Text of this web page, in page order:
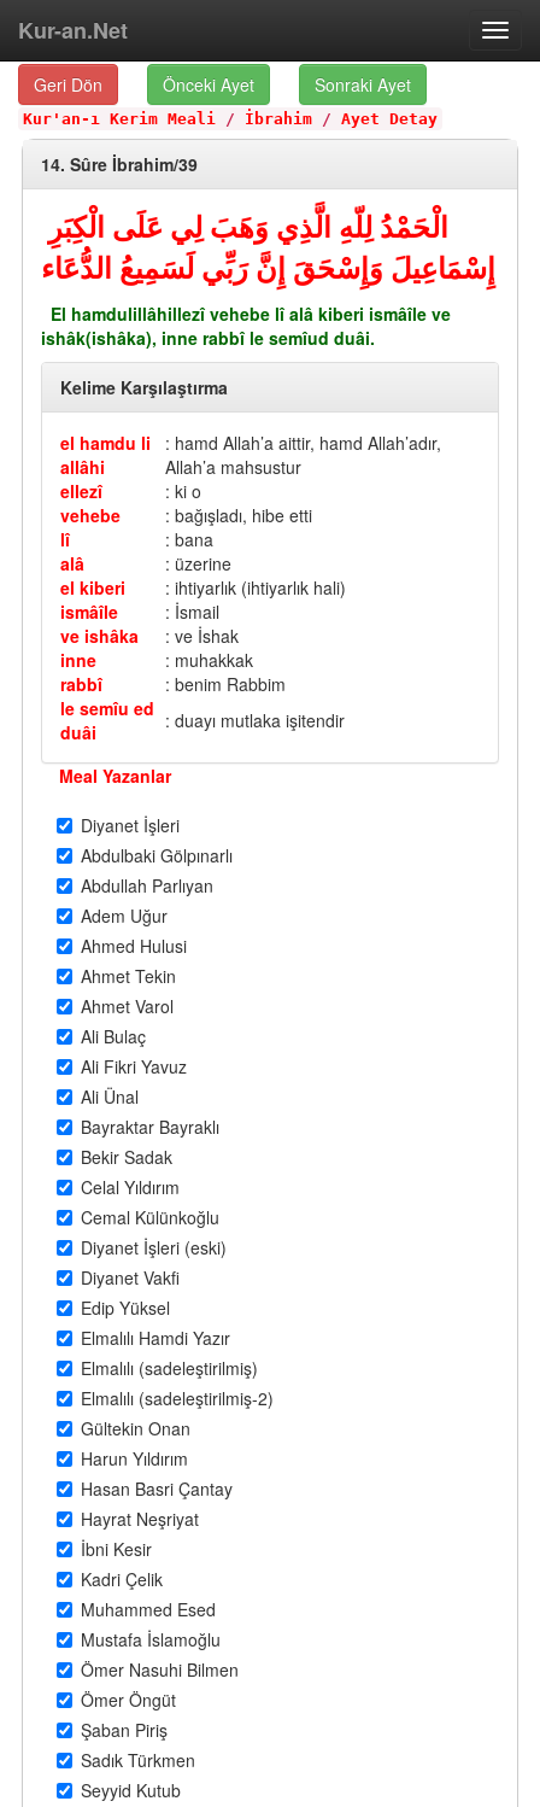
Kur-an.Net
Geri Dön Önceki Ayet Sonraki Ayet
Kur'an-ı Kerim Meali / İbrahim / Ayet Detay
14. Sûre İbrahim/39
الْحَمْدُ لِلّهِ الَّذِي وَهَبَ لِي عَلَى الْكِبَرِ
إِسْمَاعِيلَ وَإِسْحَقَ إِنَّ رَبِّي لَسَمِيعُ الدُّعَاء
El hamdulillâhillezî vehebe lî alâ kiberi ismâîle ve
ishâk(ishâka), inne rabbî le semîud duâi.
Kelime Karşılaştırma
el hamdu li
allâhi
: hamd Allah’a aittir, hamd Allah’adır,
Allah’a mahsustur
ellezî
: ki o
vehebe
: bağışladı, hibe etti
lî
: bana
alâ
: üzerine
el kiberi
: ihtiyarlık (ihtiyarlık hali)
ismâîle
: İsmail
ve ishâka
: ve İshak
inne
: muhakkak
rabbî
: benim Rabbim
le semîu ed
duâi
: duayı mutlaka işitendir
Meal Yazanlar
Diyanet İşleri
Abdulbaki Gölpınarlı
Abdullah Parlıyan
Adem Uğur
Ahmed Hulusi
Ahmet Tekin
Ahmet Varol
Ali Bulaç
Ali Fikri Yavuz
Ali Ünal
Bayraktar Bayraklı
Bekir Sadak
Celal Yıldırım
Cemal Külünkoğlu
Diyanet İşleri (eski)
Diyanet Vakfi
Edip Yüksel
Elmalılı Hamdi Yazır
Elmalılı (sadeleştirilmiş)
Elmalılı (sadeleştirilmiş-2)
Gültekin Onan
Harun Yıldırım
Hasan Basri Çantay
Hayrat Neşriyat
İbni Kesir
Kadri Çelik
Muhammed Esed
Mustafa İslamoğlu
Ömer Nasuhi Bilmen
Ömer Öngüt
Şaban Piriş
Sadık Türkmen
Seyyid Kutub